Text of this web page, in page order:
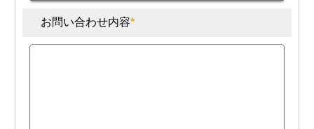
お問い合わせ内容*